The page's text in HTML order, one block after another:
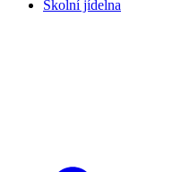
Školní jídelna